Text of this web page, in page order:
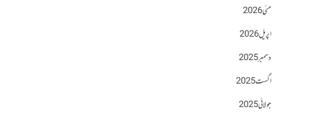
مئی 2026
اپریل 2026
دسمبر 2025
اگست 2025
جولائی 2025